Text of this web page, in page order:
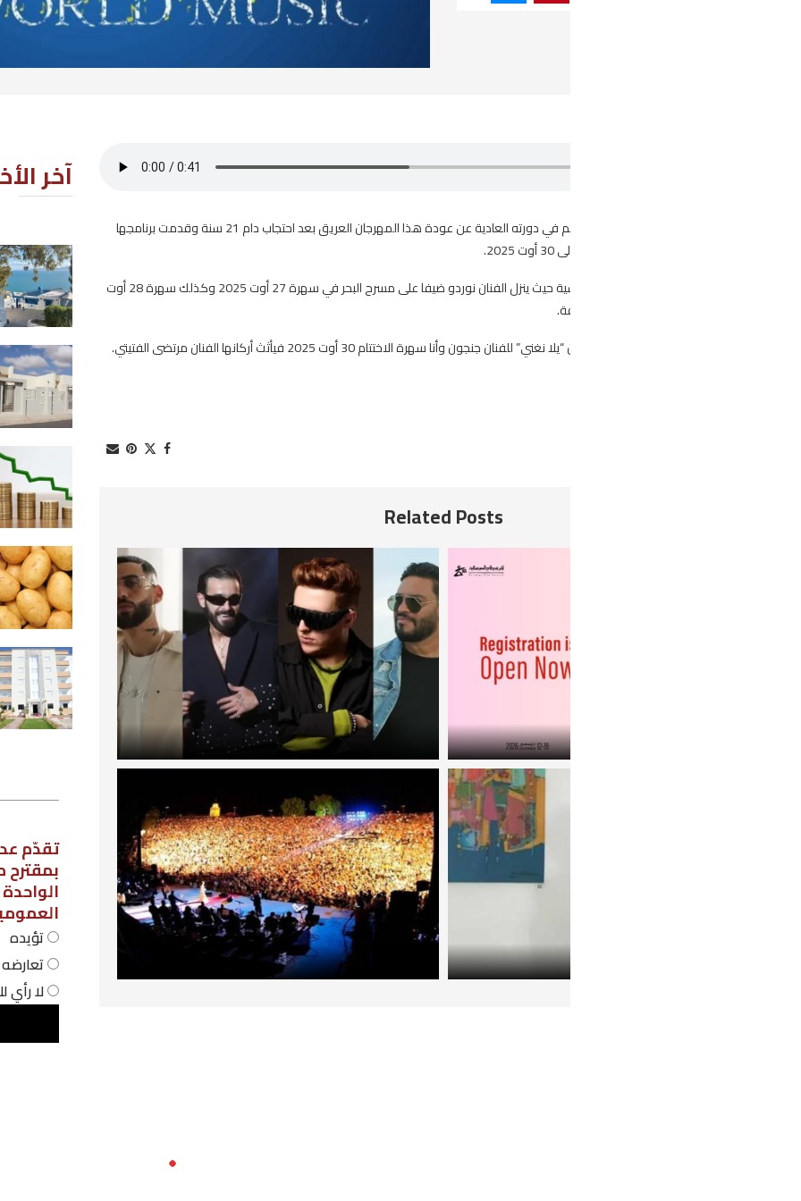
أعلنت الهيئة المديرة لمهرجان موسيقى العالم في دورته العادية عن عودة هذا المهرجان العريق بعد احتجاب دام 21 سنة وقدمت برنامجها
ويتضمن برنامج المهرجان 4 عروض فنية تونسية حيث ينزل الفنان نوردو ضيفا على مسرح البحر في سهرة 27 أوت 2025 وكذلك سهرة 28 أوت
آخر الأخبار
حالة الطقس المتوقعة اليوم
2026-08-06
انطلاق إنجاز أول 45 مسكنا
ضمن برنامج السكن الاجتماعي
تراجع نسبة التضخم في تونس خلال
مخزون تعديلي بأكثر
البطاطا
2026-08-05
تدشين مشروع توسعة الحيّ
“الشهيد الوكيل أعلى رابح
2026-08-05
تقدّم عدد من نواب مجلس نواب الشعب،
بمقترح مشروع قانون لاعتماد نظام
الواحدة في المؤسسات التربوية
العمومية، فهل أنت:
تؤيده
تعارضه